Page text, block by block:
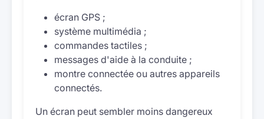
écran GPS ;
système multimédia ;
commandes tactiles ;
messages d'aide à la conduite ;
montre connectée ou autres appareils
connectés.
Un écran peut sembler moins dangereux